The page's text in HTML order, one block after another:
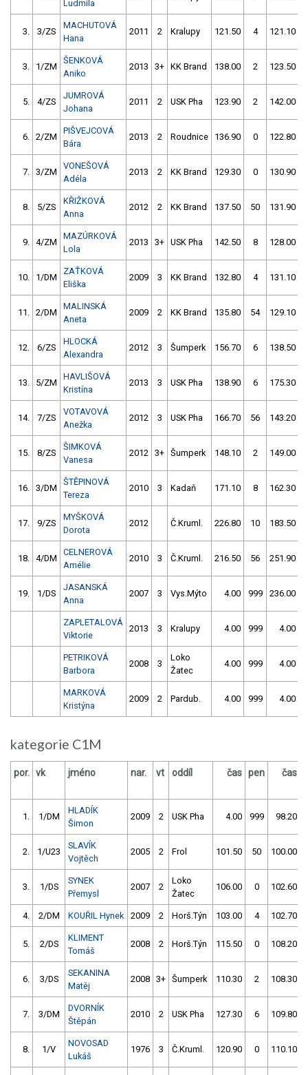
Ludmila
3. 3/ZS
MACHUTOVÁ
Hana
2011 2 Kralupy 121.50 4 121.10
3. 1/ZM
ŠENKOVÁ
Aniko
2013 3+ KK Brand 138.00 2 123.50
5. 4/ZS
JUMROVÁ
Johana
2011 2 USK Pha 123.90 2 142.00
6. 2/ZM
PIŠVEJCOVÁ
Bára
2013 2 Roudnice 136.90 0 122.80
7. 3/ZM
VONEŠOVÁ
Adéla
2013 2 KK Brand 129.30 0 130.90
8. 5/ZS
KŘIŽKOVÁ
Anna
2012 2 KK Brand 137.50 50 131.90
9. 4/ZM
MAZÚRKOVÁ
Lola
2013 3+ USK Pha 142.50 8 128.00
10. 1/DM
ZAŤKOVÁ
Eliška
2009 3 KK Brand 132.80 4 131.10
11. 2/DM
MALINSKÁ
Aneta
2009 2 KK Brand 135.80 54 129.10
12. 6/ZS
HLOCKÁ
Alexandra
2012 3 Šumperk 156.70 6 138.50
13. 5/ZM
HAVLIŠOVÁ
Kristína
2013 3 USK Pha 138.90 6 175.30
14. 7/ZS
VOTAVOVÁ
Anežka
2012 3 USK Pha 166.70 56 143.20
15. 8/ZS
ŠIMKOVÁ
Vanesa
2012 3+ Šumperk 148.10 2 149.00
16. 3/DM
ŠTĚPINOVÁ
Tereza
2010 3 Kadaň 171.10 8 162.30
17. 9/ZS
MYŠKOVÁ
Dorota
2012 Č.Kruml. 226.80 10 183.50
18. 4/DM
CELNEROVÁ
Amélie
2010 3 Č.Kruml. 216.50 56 251.90
19. 1/DS
JASANSKÁ
Anna
2007 3 Vys.Mýto 4.00 999 236.00
ZAPLETALOVÁ
Viktorie
2013 3 Kralupy 4.00 999 4.00
PETRIKOVÁ
Barbora
2008 3
Loko
Žatec
4.00 999 4.00
MARKOVÁ
Kristýna
2009 2 Pardub. 4.00 999 4.00
kategorie C1M
por. vk jméno nar. vt oddíl čas pen čas
1. 1/DM
HLADÍK
Šimon
2009 2 USK Pha 4.00 999 98.20
2. 1/U23
SLAVÍK
Vojtěch
2005 2 Frol 101.50 50 100.00
3. 1/DS
SYNEK
Přemysl
2007 2
Loko
Žatec
106.00 0 102.60
4. 2/DM KOUŘIL Hynek 2009 2 Horš.Týn 103.00 4 102.70
5. 2/DS
KLIMENT
Tomáš
2008 2 Horš.Týn 115.50 0 108.20
6. 3/DS
SEKANINA
Matěj
2008 3+ Šumperk 110.30 2 108.30
7. 3/DM
DVORNÍK
Štěpán
2010 2 USK Pha 127.30 6 109.80
8. 1/V
NOVOSAD
Lukáš
1976 3 Č.Kruml. 120.90 0 110.10